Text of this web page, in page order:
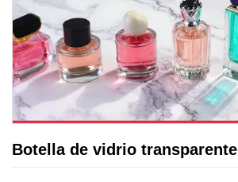
Botella de vidrio transparente